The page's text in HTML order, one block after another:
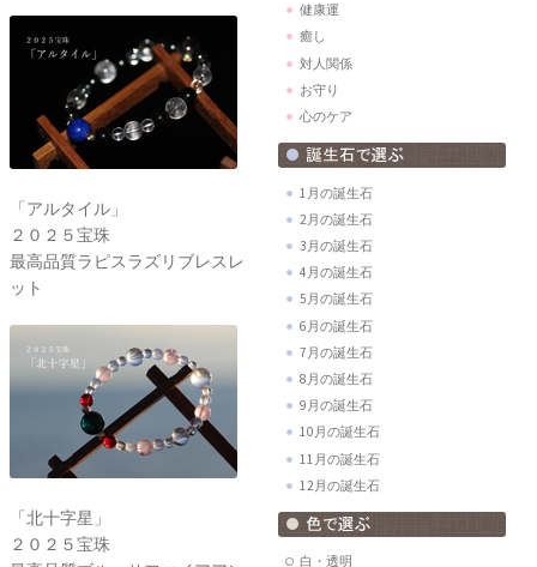
「アルタイル」
２０２５宝珠
最高品質ラピスラズリブレスレ
ット
「北十字星」
２０２５宝珠
健康運
癒し
対人関係
お守り
心のケア
1月の誕生石
2月の誕生石
3月の誕生石
4月の誕生石
5月の誕生石
6月の誕生石
7月の誕生石
8月の誕生石
9月の誕生石
10月の誕生石
11月の誕生石
12月の誕生石
白・透明